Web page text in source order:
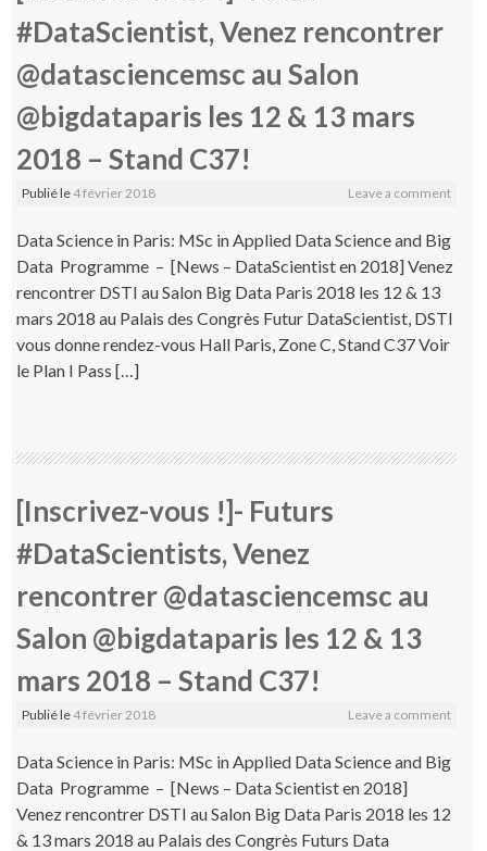
#DataScientist, Venez rencontrer
@datasciencemsc au Salon
@bigdataparis les 12 & 13 mars
2018 – Stand C37!
Publié le 4 février 2018 Leave a comment
Data Science in Paris: MSc in Applied Data Science and Big
Data Programme – [News – DataScientist en 2018] Venez
rencontrer DSTI au Salon Big Data Paris 2018 les 12 & 13
mars 2018 au Palais des Congrès Futur DataScientist, DSTI
vous donne rendez-vous Hall Paris, Zone C, Stand C37 Voir
le Plan I Pass […]
[Inscrivez-vous !]- Futurs
#DataScientists, Venez
rencontrer @datasciencemsc au
Salon @bigdataparis les 12 & 13
mars 2018 – Stand C37!
Publié le 4 février 2018 Leave a comment
Data Science in Paris: MSc in Applied Data Science and Big
Data Programme – [News – Data Scientist en 2018]
Venez rencontrer DSTI au Salon Big Data Paris 2018 les 12
& 13 mars 2018 au Palais des Congrès Futurs Data